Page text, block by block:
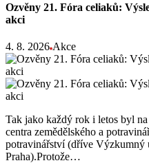
Ozvěny 21. Fóra celiaků:
akci
4. 8. 2026 Akce
Tak jako každý rok i letos byl
centra zemědělského a
potravinářství (dříve Výzkumný
Praha).Protože…